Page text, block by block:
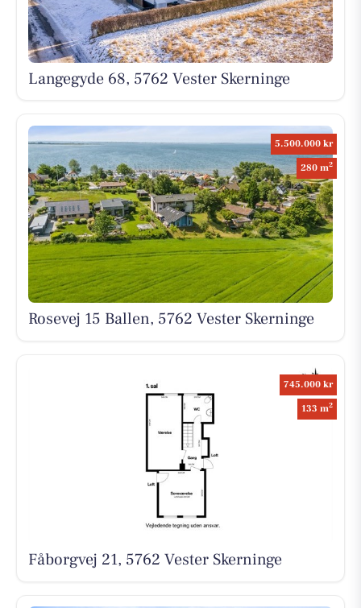
Langegyde 68, 5762 Vester Skerninge
5.500.000 kr
280 m2
Rosevej 15 Ballen, 5762 Vester Skerninge
745.000 kr
133 m2
Fåborgvej 21, 5762 Vester Skerninge